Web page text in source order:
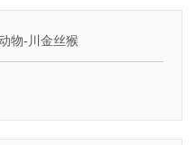
物-川金丝猴